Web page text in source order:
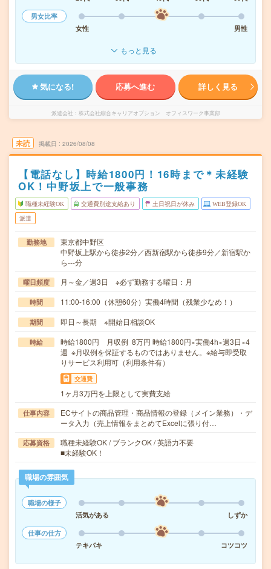
男女比率
女性
男性
もっと見る
気になる! 応募へ進む 詳しく見る
派遣会社 株式会社綜合キャリアオプション オフィスワーク事業部
未読 掲載日 2026/08/08
【電話なし】時給1800円！16時まで＊未経験
OK！中野坂上で一般事務
職種未経験OK 交通費別途支給あり 土日祝日が休み WEB登録OK
派遣
勤務地
東京都中野区
中野坂上駅から徒歩2分／西新宿駅から徒歩9分／新宿駅か
ら---分
曜日頻度 月～金／週3日 ※必ず勤務する曜日：月
時間 11:00-16:00（休憩60分）実働4時間（残業少なめ！）
期間 即日～長期 ※開始日相談OK
時給
時給1800円 月収例 8万円 時給1800円×実働4h×週3日×4
週 ※月収例を保証するものではありません。※給与即受取
りサービス利用可（利用条件有）
交通費
1ヶ月3万円を上限として実費支給
仕事内容
ECサイトの商品管理・商品情報の登録（メイン業務）・デ
ータ入力（売上情報をまとめてExcelに張り付…
応募資格
職種未経験OK / ブランクOK / 英語力不要
■未経験OK！
職場の雰囲気
職場の様子
活気がある
しずか
仕事の仕方
テキパキ
コツコツ